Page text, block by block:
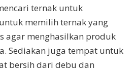
ternak untuk
memilih ternak yang
agar menghasilkan produk
Sediakan juga tempat untuk
bersih dari debu dan